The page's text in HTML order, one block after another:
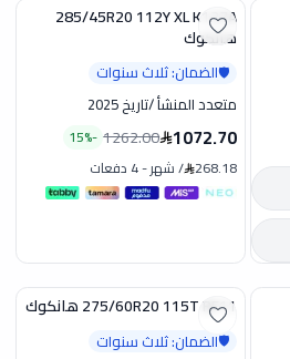
تخفيض285/45R20 112Y XL K137A
هانكوك
🛡️الضمان: ثلاث سنوات
متعدد المنشأ/تاريخ 2025
1072.70
1262.00
-
15%
268.18
/شهر-4 دفعات
تخفيض 275/60R20 115T RF11 هانكوك
🛡️الضمان: ثلاث سنوات